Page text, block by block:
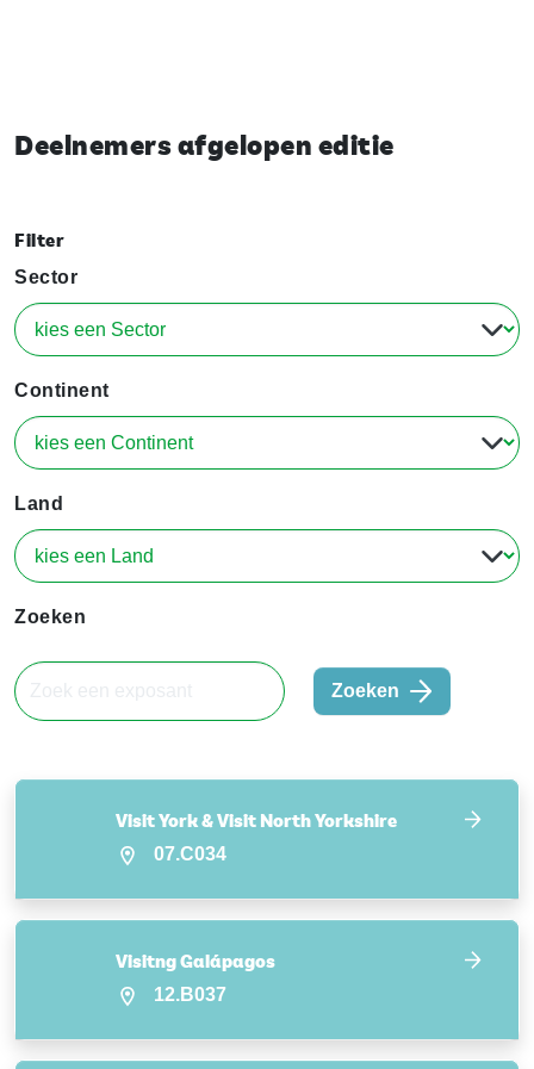
Deelnemers afgelopen editie
Filter
Sector
Continent
Land
Zoeken
Zoeken
Visit York & Visit North Yorkshire
07.C034
Visitng Galápagos
12.B037